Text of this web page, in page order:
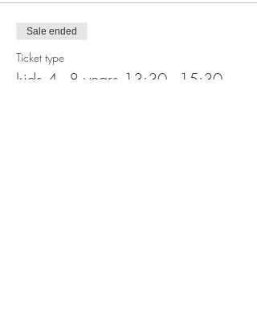
Sale ended
Ticket type
kids 4 - 8 years 13:30 - 15:30